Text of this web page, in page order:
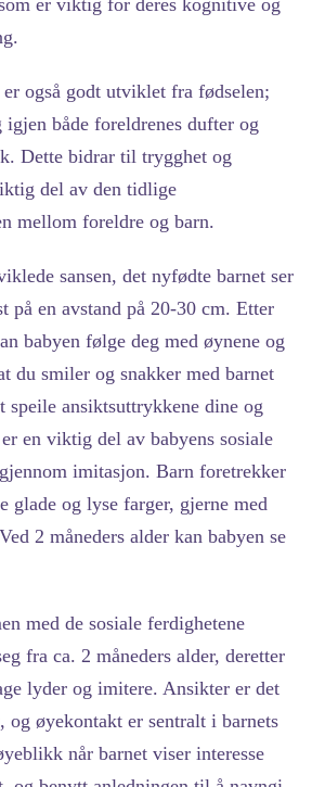
er viktig for deres kognitive og
er også godt utviklet fra fødselen;
både foreldrenes dufter og
Dette bidrar til trygghet og
del av den tidlige
mellom foreldre og barn.
sansen, det nyfødte barnet ser
på en avstand på 20-30 cm. Etter
babyen følge deg med øynene og
du smiler og snakker med barnet
speile ansiktsuttrykkene dine og
en viktig del av babyens sosiale
imitasjon. Barn foretrekker
glade og lyse farger, gjerne med
2 måneders alder kan babyen se
med de sosiale ferdighetene
fra ca. 2 måneders alder, deretter
lyder og imitere. Ansikter er det
og øyekontakt er sentralt i barnets
når barnet viser interesse